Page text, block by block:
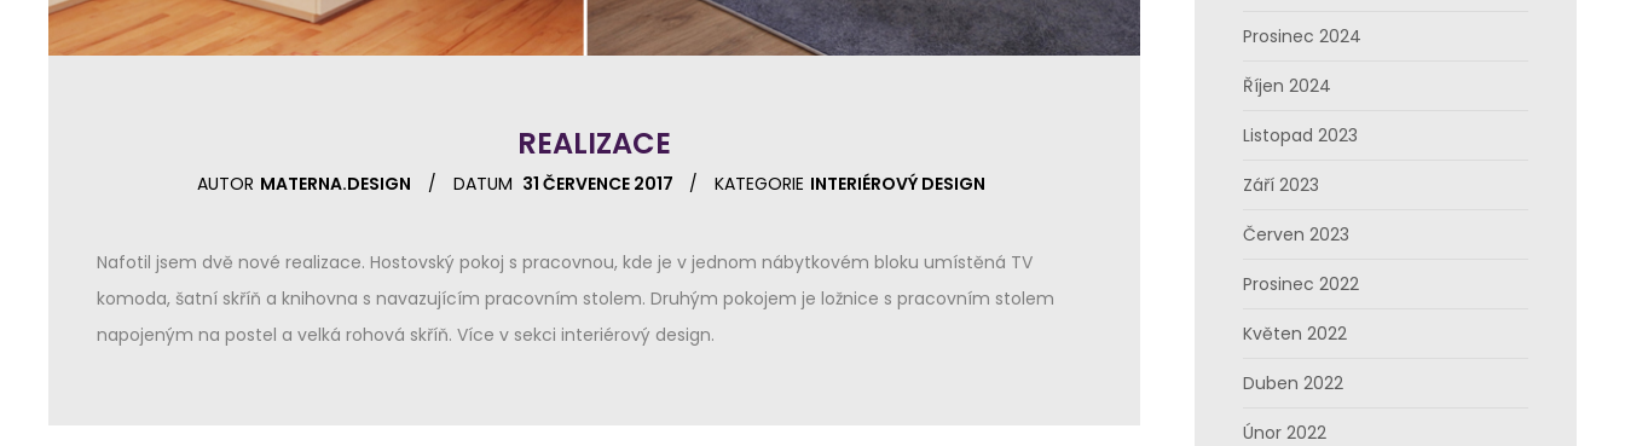
REALIZACE
AUTOR MATERNA.DESIGN DATUM 31 ČERVENCE 2017 KATEGORIE INTERIÉROVÝ DESIGN
Nafotil jsem dvě nové realizace. Hostovský pokoj s pracovnou, kde je v jednom nábytkovém bloku umístěná TV
komoda, šatní skříň a knihovna s navazujícím pracovním stolem. Druhým pokojem je ložnice s pracovním stolem
napojeným na postel a velká rohová skříň. Více v sekci interiérový design.
Prosinec 2024
Říjen 2024
Listopad 2023
Září 2023
Červen 2023
Prosinec 2022
Květen 2022
Duben 2022
Únor 2022